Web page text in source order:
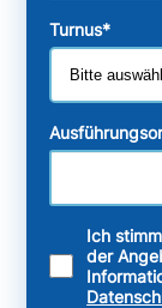
Turnus*
Ich
der